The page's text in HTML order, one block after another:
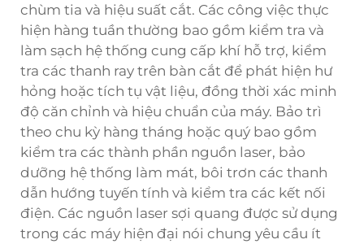
chùm tia và hiệu suất cắt. Các công việc thực
hiện hàng tuần thường bao gồm kiểm tra và
làm sạch hệ thống cung cấp khí hỗ trợ, kiểm
tra các thanh ray trên bàn cắt để phát hiện hư
hỏng hoặc tích tụ vật liệu, đồng thời xác minh
độ căn chỉnh và hiệu chuẩn của máy. Bảo trì
theo chu kỳ hàng tháng hoặc quý bao gồm
kiểm tra các thành phần nguồn laser, bảo
dưỡng hệ thống làm mát, bôi trơn các thanh
dẫn hướng tuyến tính và kiểm tra các kết nối
điện. Các nguồn laser sợi quang được sử dụng
trong các máy hiện đại nói chung yêu cầu ít